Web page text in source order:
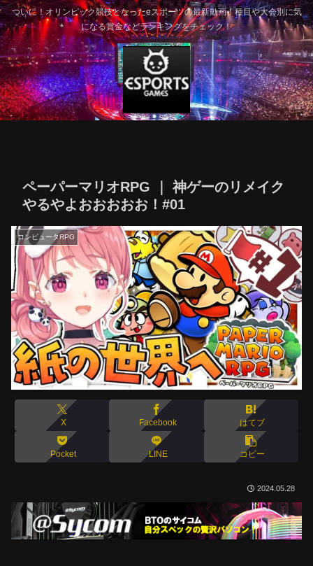
ついに！オリンピック競技となったeスポーツの最新動画！種目や大会別に気
になる賞金などランキングをチェック！
ペーパーマリオRPG ｜ 神ゲーのリメイク
やるやよおおおおお！#01
コンピュータRPG
X Facebook はてブ
Pocket LINE コピー
2024.05.28